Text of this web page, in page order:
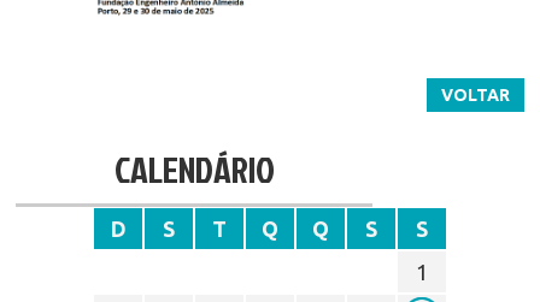
VOLTAR
CALENDÁRIO
D S T Q Q S
S
1